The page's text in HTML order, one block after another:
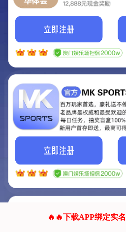
我们的网站
它将是非常棒
联系我